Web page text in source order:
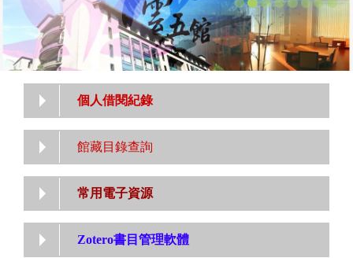
個人借閱紀錄
館藏目錄查詢
常用電子資源
Zotero書目管理軟體